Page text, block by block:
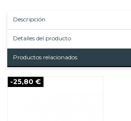
Descripción
Detalles del producto
Productos relacionados
-25,80 €